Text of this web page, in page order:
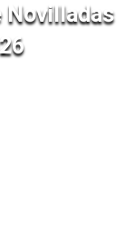
Novilladas